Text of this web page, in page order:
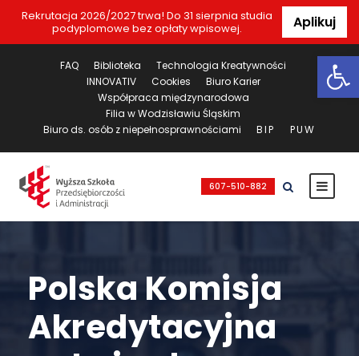
Rekrutacja 2026/2027 trwa! Do 31 sierpnia studia
podyplomowe bez opłaty wpisowej.
Aplikuj
FAQ Biblioteka
Technologia Kreatywności
INNOVATIV
Cookies
Biuro Karier
Współpraca międzynarodowa
Filia w Wodzisławiu Śląskim
Biuro ds. osób z niepełnosprawnościami
BIP PUW
607-510-882
Polska Komisja
Akredytacyjna